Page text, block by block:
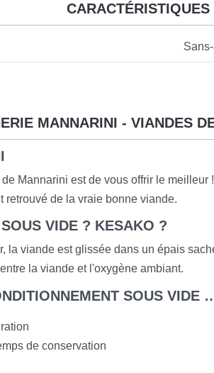
MANNARINI - VIANDES
Mannarini est de vous offrir le
retrouvé de la vraie bonne viande.
VIDE ? KESAKO ?
la viande est glissée dans un épais
la viande et l'oxygène ambiant.
SOUS VIDE
de conservation